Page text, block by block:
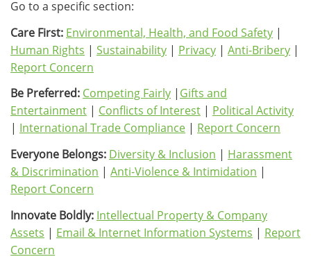
Go to a specific section:
Care First: Environmental, Health, and Food Safety |
Human Rights | Sustainability | Privacy | Anti-Bribery |
Report Concern
Be Preferred: Competing Fairly | Gifts and
Entertainment | Conflicts of Interest | Political Activity
| International Trade Compliance | Report Concern
Everyone Belongs: Diversity & Inclusion | Harassment
& Discrimination | Anti-Violence & Intimidation |
Report Concern
Innovate Boldly: Intellectual Property & Company
Assets | Email & Internet Information Systems | Report
Concern